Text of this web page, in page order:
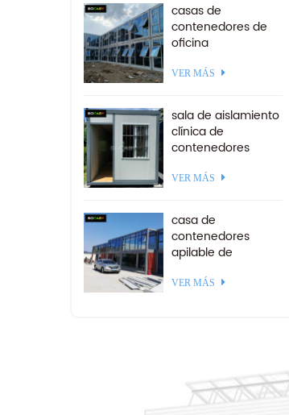
casas de
contenedores de
oficina
paquete de
ensamblado rápido
VER MÁS
sala de aislamiento
clínica de
contenedores
américa del sur
VER MÁS
casa de
contenedores
apilable de
ensamblado a
VER MÁS